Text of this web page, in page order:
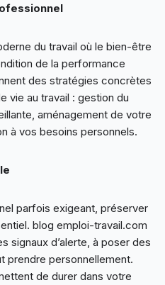
du travail où le bien-être
de la performance
des stratégies concrètes
vie au travail : gestion du
aménagement de votre
à vos besoins personnels.
parfois exigeant, préserver
blog emploi-travail.com
signaux d’alerte, à poser des
prendre personnellement.
de durer dans votre